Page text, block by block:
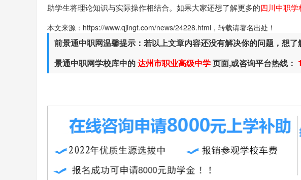
助学生将理论知识与实际操作相结合。如果大家还想了解更多的四川中职学
本文来源：https://www.qjingt.com/news/24228.html，转载请著名出处！
前景通中职网温馨提示：若以上文章内容还没有解决你的问题，想
景通中职网学校库中的达州市职业高级中学页面,或咨询平台热线：